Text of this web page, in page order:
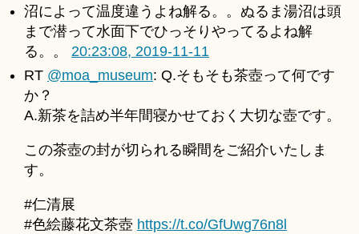
沼によって温度違うよね解る。。ぬるま湯沼は頭
まで潜って水面下でひっそりやってるよね解
る。。 20:23:08, 2019-11-11
RT @moa_museum: Q.そもそも茶壺って何です
か？
A.新茶を詰め半年間寝かせておく大切な壺です。
この茶壺の封が切られる瞬間をご紹介いたしま
す。
#仁清展
#色絵藤花文茶壺 https://t.co/GfUwg76n8l